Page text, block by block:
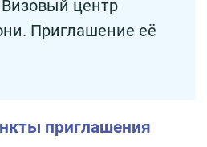
центр
Приглашение её
приглашения